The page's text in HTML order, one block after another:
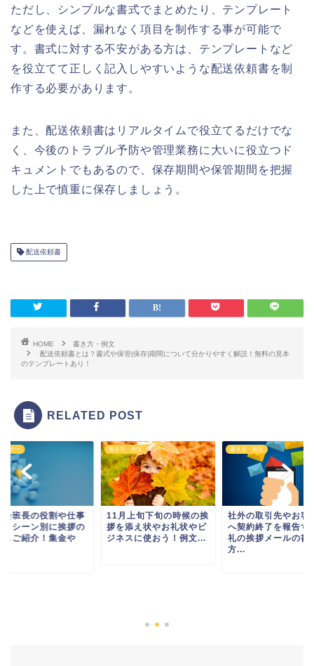
ただし、シンプルな書式でまとめたり、テンプレート
などを使えば、漏れなく項目を制作する事が可能で
す。書式に対する不安がある方は、テンプレートなど
を役立てて正しく記入しやすいような配送依頼書を制
作する必要があります。
また、配送依頼書はリアルタイムで役立てるだけでな
く、今後のトラブル予防や管理業務に大いに役立つド
キュメントでもあるので、保存期間や保管期間を把握
した上で慎重に保存しましょう。
配送依頼書
HOME
書き方・例文
配送依頼書とは？書式や保管(保存)期間について分かりやすく解説！無料の見本
のテンプレートあり！
RELATED POST
マナー
会班長の役割や仕事
？シーン別に挨拶の
もご紹介！集金や
書き方・例文
11月上旬下旬の時候の挨
拶を添え状やお礼状やビ
ジネスに使おう！例文...
書き方・例文
社外の取引先やお客
へ契約終了を報告す
礼の挨拶メールの書
方...